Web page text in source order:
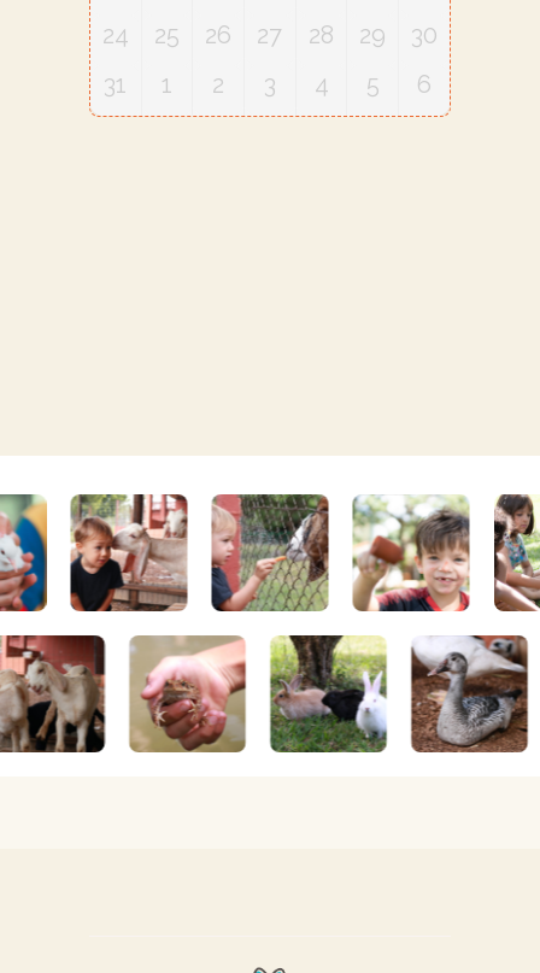
24
25 26 27 28 29
30
31
1 2 3 4 5 6